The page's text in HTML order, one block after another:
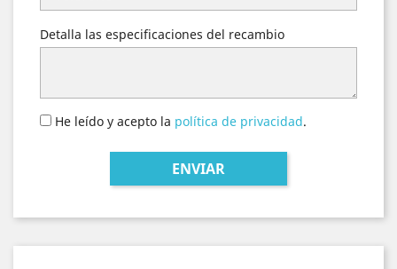
Detalla las especificaciones del recambio
He leído y acepto la política de privacidad.